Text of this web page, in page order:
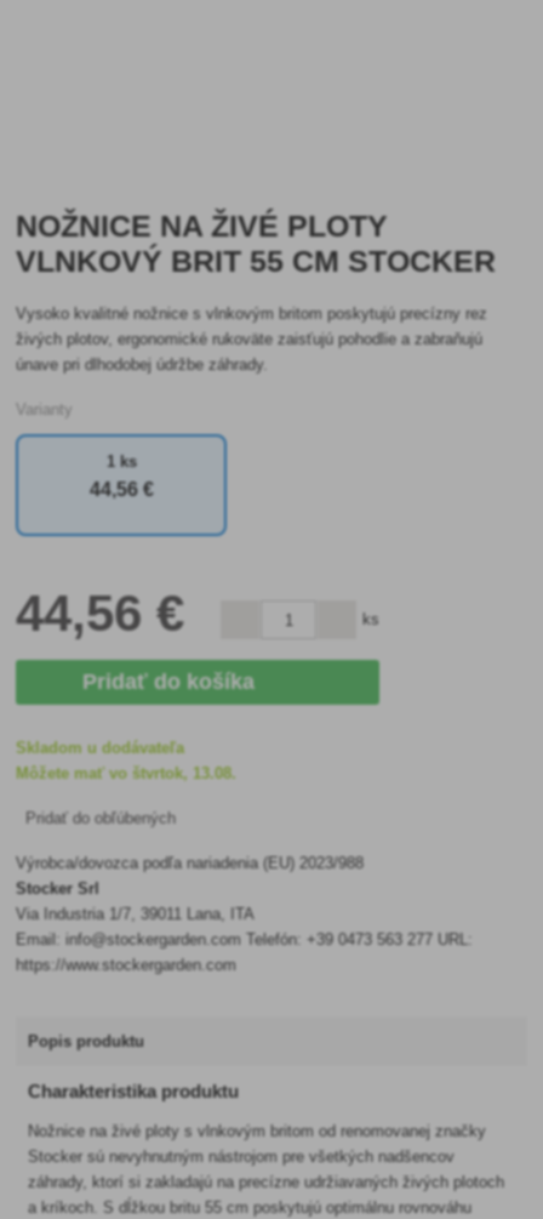
NOŽNICE NA ŽIVÉ PLOTY
VLNKOVÝ BRIT 55 CM STOCKER
Vysoko kvalitné nožnice s vlnkovým britom poskytujú precízny rez
živých plotov, ergonomické rukoväte zaisťujú pohodlie a zabraňujú
únave pri dlhodobej údržbe záhrady.
Varianty
1 ks
44,56 €
44,56 € ks
Pridať do košíka
Skladom u dodávateľa
Môžete mať vo štvrtok, 13.08.
Pridať do obľúbených
Výrobca/dovozca podľa nariadenia (EU) 2023/988
Stocker Srl
Via Industria 1/7, 39011 Lana, ITA
Email: info@stockergarden.com Telefón: +39 0473 563 277 URL:
https://www.stockergarden.com
Popis produktu
Charakteristika produktu
Nožnice na živé ploty s vlnkovým britom od renomovanej značky
Stocker sú nevyhnutným nástrojom pre všetkých nadšencov
záhrady, ktorí si zakladajú na precízne udržiavaných živých plotoch
a kríkoch. S dĺžkou britu 55 cm poskytujú optimálnu rovnováhu